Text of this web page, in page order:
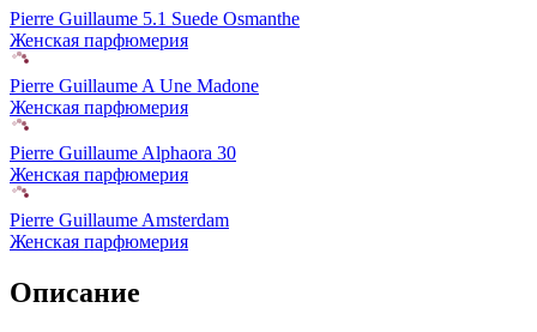
Pierre Guillaume 5.1 Suede Osmanthe
Женская парфюмерия
Pierre Guillaume A Une Madone
Женская парфюмерия
Pierre Guillaume Alphaora 30
Женская парфюмерия
Pierre Guillaume Amsterdam
Женская парфюмерия
Описание